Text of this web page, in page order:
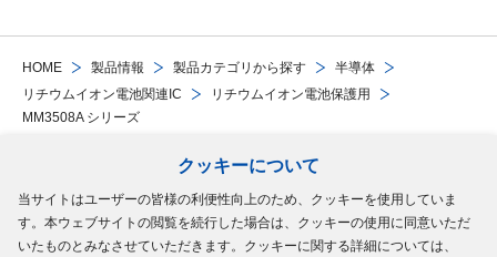
クッキーについて
当サイトはユーザーの皆様の利便性向上のため、クッキーを使用していま
す。本ウェブサイトの閲覧を続行した場合は、クッキーの使用に同意いただ
いたものとみなさせていただきます。クッキーに関する詳細については、
HOME 製品情報 製品カテゴリから探す
半導体
リチウムイオン電池関連IC
リチウムイオン電池保護用
MM3508A シリーズ
サイトマップご利用規約個人情報の保護についてクッキーポリシー